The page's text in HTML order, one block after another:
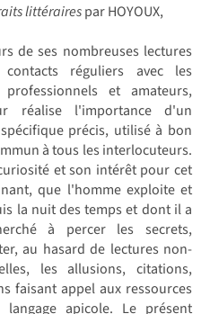
littérairespar HOYOUX,
de ses nombreuses lectures
réguliers avec les
professionnels et amateurs,
réalise l'importance d'un
précis, utilisé à bon
à tous les interlocuteurs.
et son intérêt pour cet
que l'homme exploite et
la nuit des temps et dont il a
à percer les secrets,
au hasard de lectures non-
les allusions, citations,
faisant appel aux ressources
langage apicole. Le présent